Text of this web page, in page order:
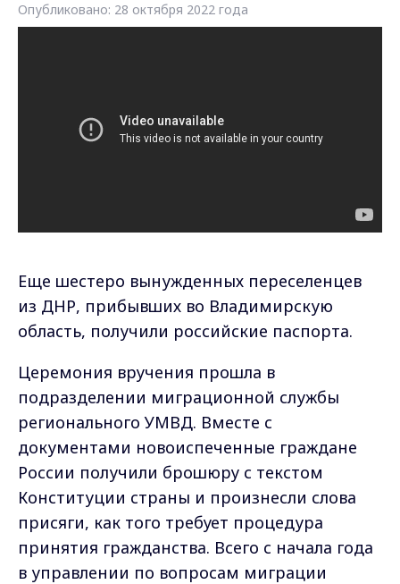
Опубликовано: 28 октября 2022 года
Еще шестеро вынужденных переселенцев
из ДНР, прибывших во Владимирскую
область, получили российские паспорта.
Церемония вручения прошла в
подразделении миграционной службы
регионального УМВД. Вместе с
документами новоиспеченные граждане
России получили брошюру с текстом
Конституции страны и произнесли слова
присяги, как того требует процедура
принятия гражданства. Всего с начала года
в управлении по вопросам миграции